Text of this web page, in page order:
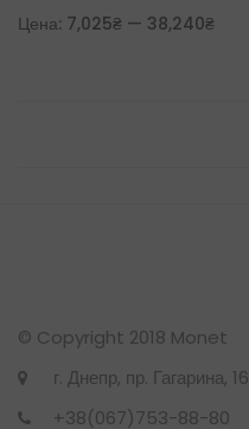
Цена: 7,025₴ — 38,240₴
© Copyright 2018 Monet
г. Днепр, пр. Гагарина, 16
+38(067)753-88-80